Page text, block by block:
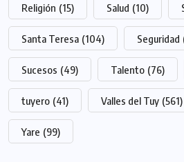
Religión (15) Salud (10)
Santa Teresa (104) Seguridad
Sucesos (49) Talento (76)
tuyero (41) Valles del Tuy (561)
Yare (99)